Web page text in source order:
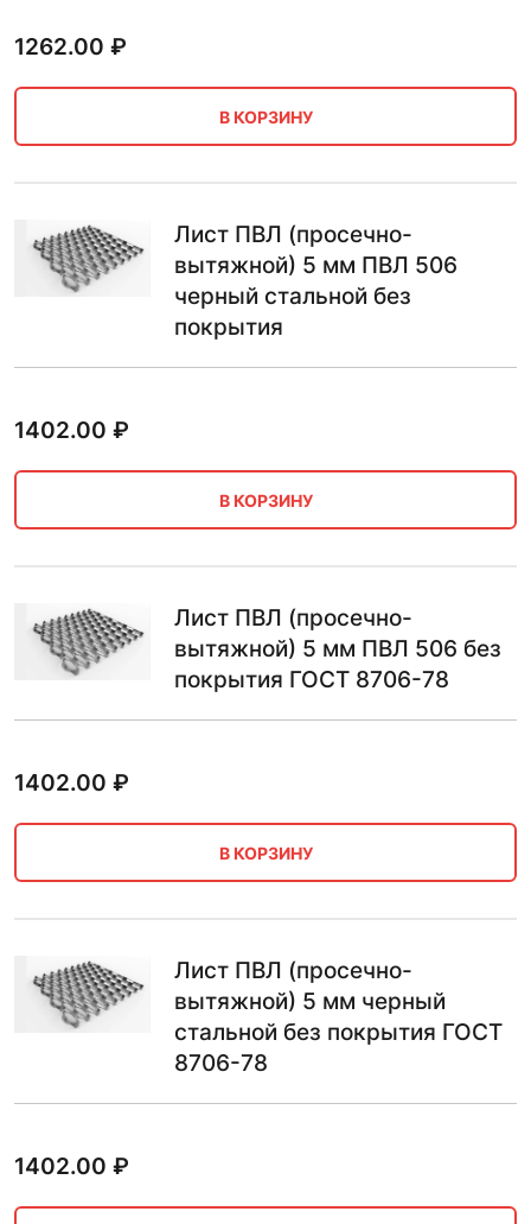
1262.00 ₽
В КОРЗИНУ
Лист ПВЛ (просечно-
вытяжной) 5 мм ПВЛ 506
черный стальной без
покрытия
1402.00 ₽
В КОРЗИНУ
Лист ПВЛ (просечно-
вытяжной) 5 мм ПВЛ 506 без
покрытия ГОСТ 8706-78
1402.00 ₽
В КОРЗИНУ
Лист ПВЛ (просечно-
вытяжной) 5 мм черный
стальной без покрытия ГОСТ
8706-78
1402.00 ₽